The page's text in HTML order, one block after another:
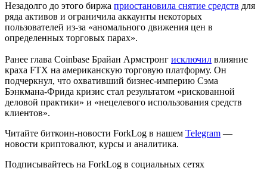
Незадолго до этого биржа приостановила снятие средств для
ряда активов и ограничила аккаунты некоторых
пользователей из-за «аномального движения цен в
определенных торговых парах».
Ранее глава Coinbase Брайан Армстронг исключил влияние
краха FTX на американскую торговую платформу. Он
подчеркнул, что охвативший бизнес-империю Сэма
Бэнкмана-Фрида кризис стал результатом «рискованной
деловой практики» и «нецелевого использования средств
клиентов».
Читайте биткоин-новости ForkLog в нашем Telegram —
новости криптовалют, курсы и аналитика.
Подписывайтесь на ForkLog в социальных сетях